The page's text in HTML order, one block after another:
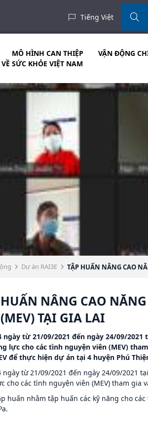
Tiếng Việt
MÔ HÌNH CAN THIỆP VẬN ĐỘNG
SỨC KHỎE VIỆT NAM
Dự án RAI3E TẬP HUẤN NÂNG CAO
NÂNG CAO
(MEV) TẠI GIA LAI
ngày từ 21/09/2021 đến ngày 24/09/
lực cho các tình nguyện viên (MEV)
để thực hiện dự án tại 4 huyện Phú
ngày từ 21/09/2021 đến ngày 24/09/2021
cho các tình nguyện viên (MEV) tham gia
huấn nhằm tập huấn các kỹ năng cho